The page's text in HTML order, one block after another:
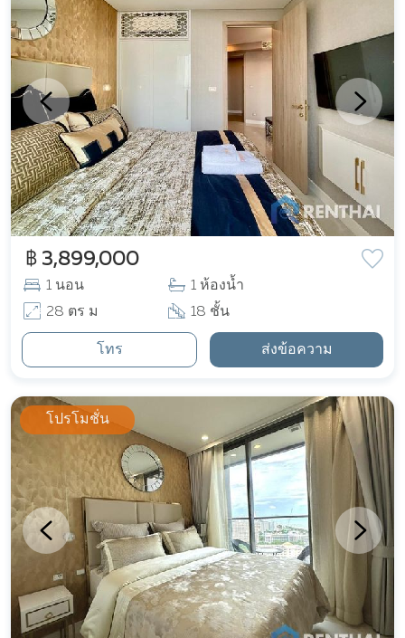
฿ 3,899,000
1 นอน
1 ห้องน้ำ
28 ตร ม
18 ชั้น
โทร ส่งข้อความ
โปรโมชั่น